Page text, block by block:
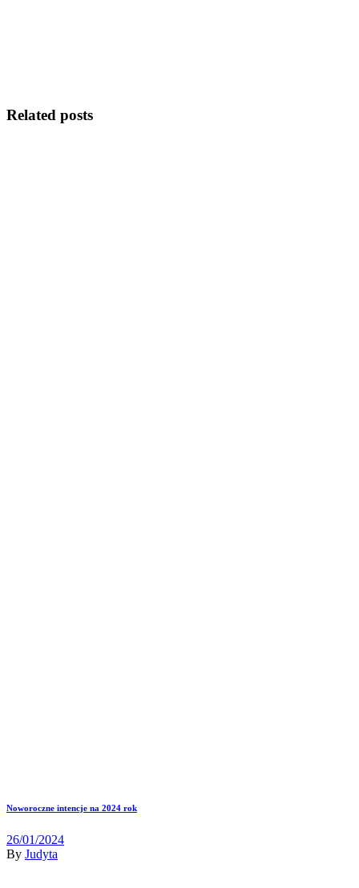
Related posts
Noworoczne intencje na 2024 rok
26/01/2024
By Judyta